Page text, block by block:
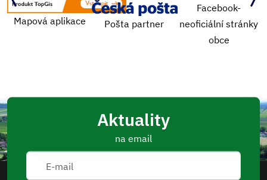
Pošta partner
Facebook-
neoficiální stránky
Středočeský kraj
Aktuality
na email